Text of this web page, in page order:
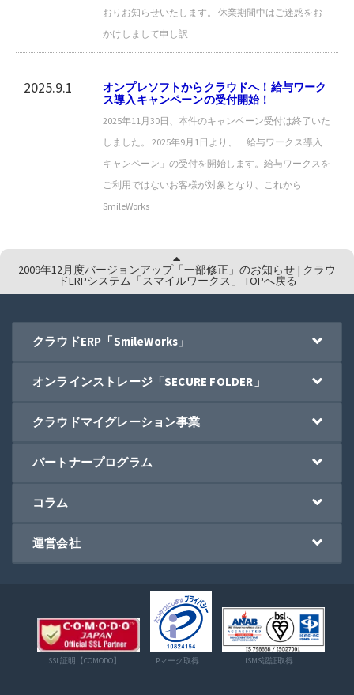
おりお知らせいたします。 休業期間中はご迷惑をお
かけしまして申し訳
2025.9.1
オンプレソフトからクラウドへ！給与ワーク
ス導入キャンペーンの受付開始！
2025年11月30日、本件のキャンペーン受付は終了いた
しました。 2025年9月1日より、「給与ワークス導入
キャンペーン」の受付を開始します。給与ワークスを
ご利用ではないお客様が対象となり、これから
SmileWorks
2009年12月度バージョンアップ「一部修正」のお知らせ | クラウ
ドERPシステム「スマイルワークス」 TOPへ戻る
クラウドERP「SmileWorks」
オンラインストレージ「SECURE FOLDER」
クラウドマイグレーション事業
パートナープログラム
コラム
運営会社
SSL証明【COMODO】 Pマーク取得 ISMS認証取得